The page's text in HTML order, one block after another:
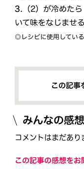
3. （2）が冷めた
いて味をなじませる
◎レシピに使用してい
この記事
みんなの感想
コメントはまだあり
この記事の感想をお